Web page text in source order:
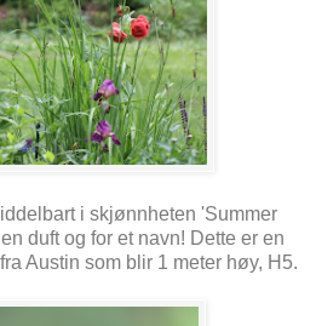
i skjønnheten 'Summer
duft og for et navn! Dette er en
Austin som blir 1 meter høy, H5.